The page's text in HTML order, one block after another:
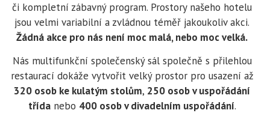
či kompletní zábavný program. Prostory našeho hotelu
jsou velmi variabilní a zvládnou téměř jakoukoliv akci.
Žádná akce pro nás není moc malá, nebo moc velká.
Nás multifunkční společenský sál společně s přilehlou
restaurací dokáže vytvořit velký prostor pro usazení až
320 osob ke kulatým stolům, 250 osob v uspořádání
třídanebo 400 osob v divadelním uspořádání.